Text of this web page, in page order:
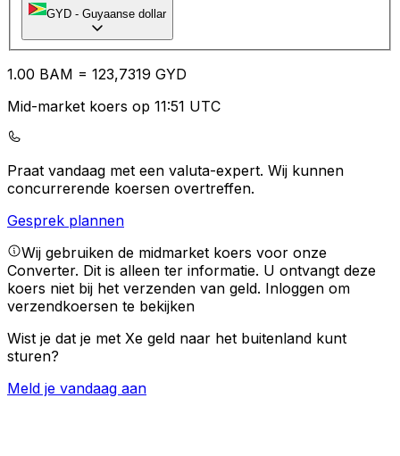
GYD - Guyaanse dollar
1.00 BAM = 123,7319 GYD
Mid-market koers op 11:51 UTC
Praat vandaag met een valuta-expert. Wij kunnen
concurrerende koersen overtreffen.
Gesprek plannen
Wij gebruiken de midmarket koers voor onze
Converter. Dit is alleen ter informatie. U ontvangt deze
koers niet bij het verzenden van geld. Inloggen om
verzendkoersen te bekijken
Wist je dat je met Xe geld naar het buitenland kunt
sturen?
Meld je vandaag aan